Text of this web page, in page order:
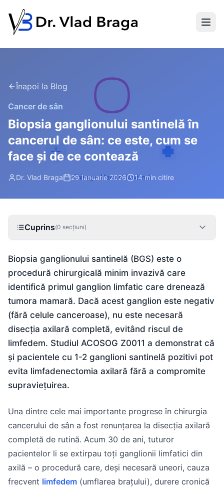
Înapoi la Blog
Cancer de sân
Biopsia ganglionului santinelă în
cancerul de sân: ce este, cum se
face și de ce contează
Dr. Vlad Braga 29 Ianuarie 2026 14 min citire
Cuprins(0 secțiuni)
Biopsia ganglionului santinelă (BGS) este o
procedură chirurgicală minim invazivă care
identifică primul ganglion limfatic care drenează
tumora mamară. Dacă acest ganglion este negativ
(fără celule canceroase), nu este necesară
disecția axilară completă, evitând riscul de
limfedem. Studiul ACOSOG Z0011 a demonstrat că
și pacientele cu 1-2 ganglioni santinelă pozitivi pot
evita limfadenectomia axilară fără a compromite
supraviețuirea.
Una dintre cele mai importante progrese în chirurgia
cancerului de sân a fost renunțarea la disecția axilară
completă de rutină. Acum 30 de ani, tuturor
pacientelor li se extirpau toți ganglionii limfatici din
axilă – o procedură care, deși necesară uneori, cauza
frecvent limfedem (umflarea brațului), durere cronică